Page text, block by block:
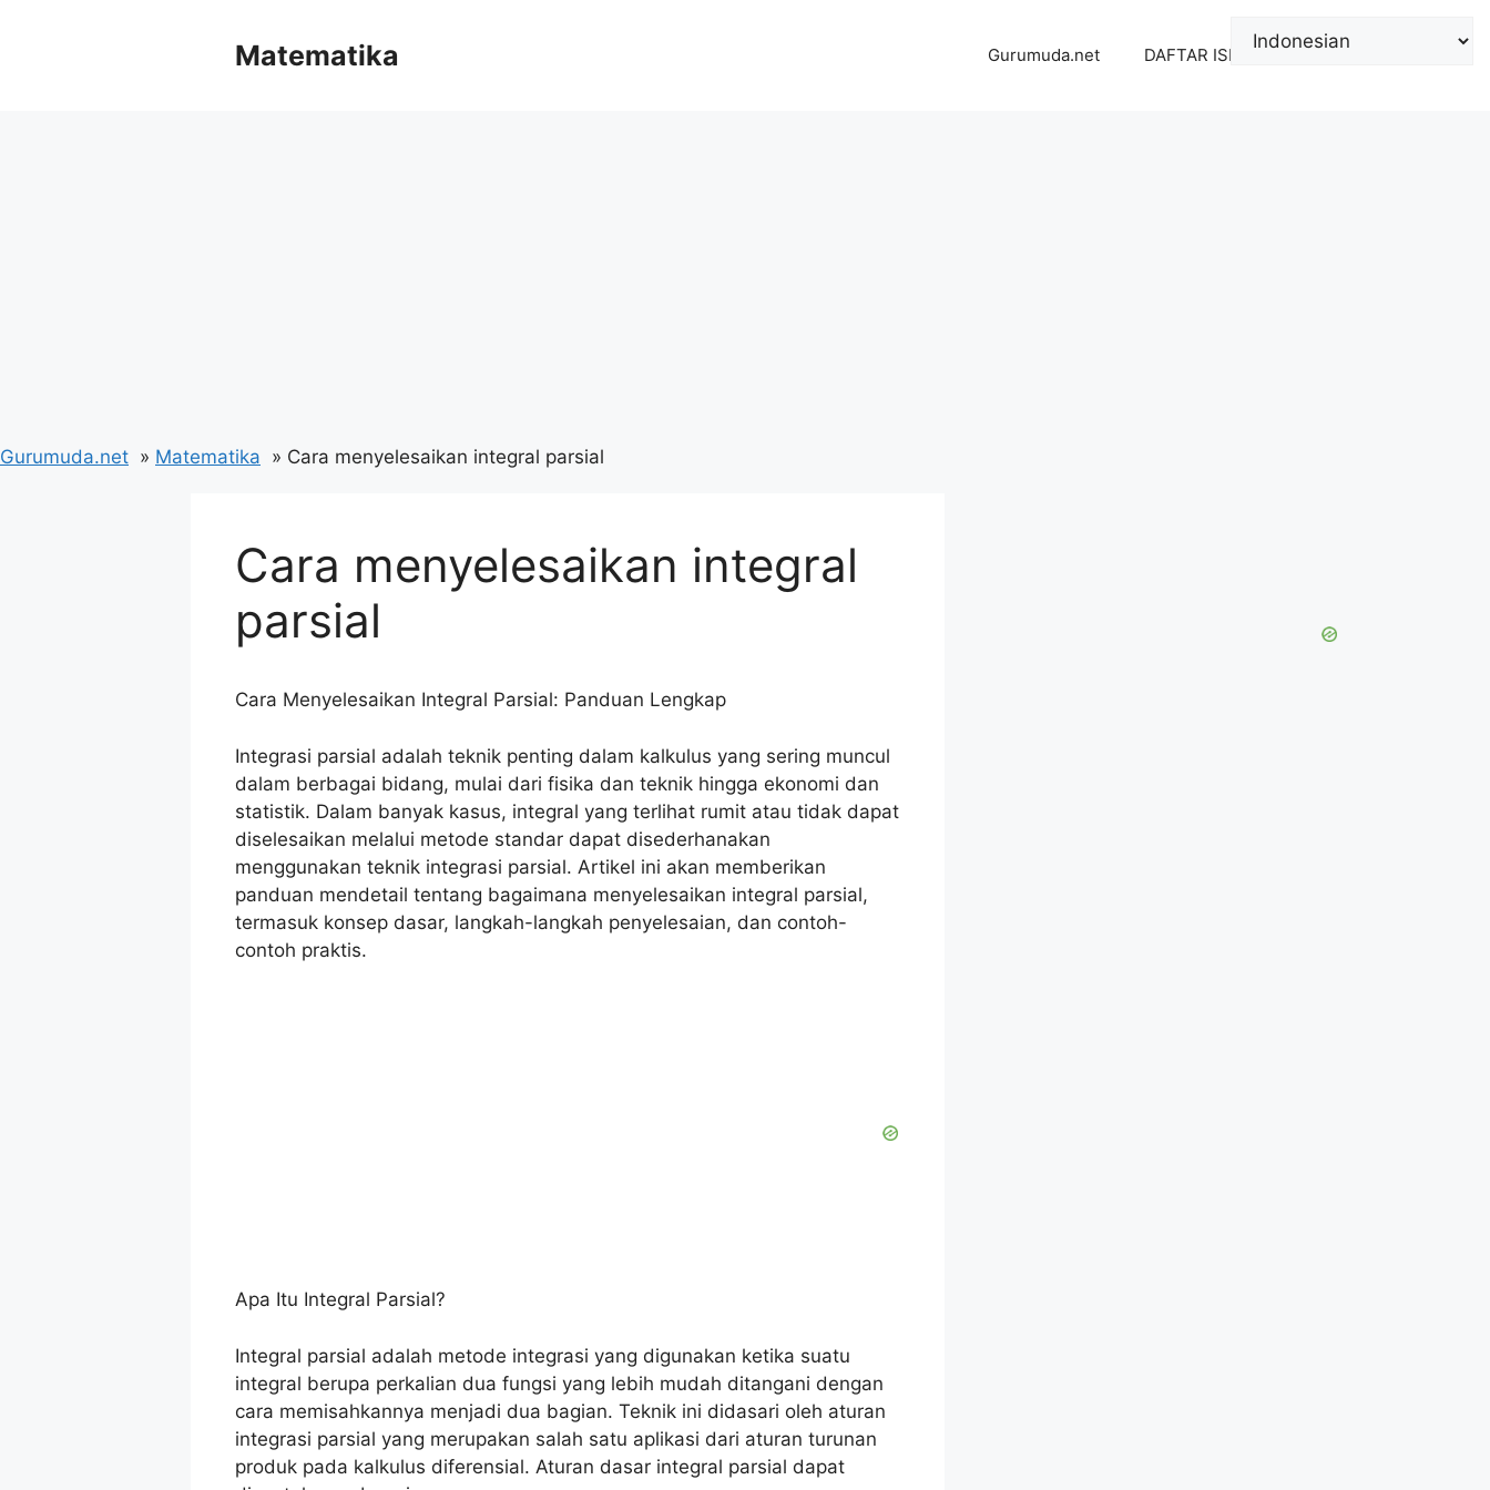
Matematika Gurumuda.net DAFTAR ISI
Gurumuda.net Matematika Cara menyelesaikan integral parsial
Cara menyelesaikan integral
parsial
Cara Menyelesaikan Integral Parsial: Panduan Lengkap
Integrasi parsial adalah teknik penting dalam kalkulus yang sering muncul
dalam berbagai bidang, mulai dari fisika dan teknik hingga ekonomi dan
statistik. Dalam banyak kasus, integral yang terlihat rumit atau tidak dapat
diselesaikan melalui metode standar dapat disederhanakan
menggunakan teknik integrasi parsial. Artikel ini akan memberikan
panduan mendetail tentang bagaimana menyelesaikan integral parsial,
termasuk konsep dasar, langkah-langkah penyelesaian, dan contoh-
contoh praktis.
Apa Itu Integral Parsial?
Integral parsial adalah metode integrasi yang digunakan ketika suatu
integral berupa perkalian dua fungsi yang lebih mudah ditangani dengan
cara memisahkannya menjadi dua bagian. Teknik ini didasari oleh aturan
integrasi parsial yang merupakan salah satu aplikasi dari aturan turunan
produk pada kalkulus diferensial. Aturan dasar integral parsial dapat